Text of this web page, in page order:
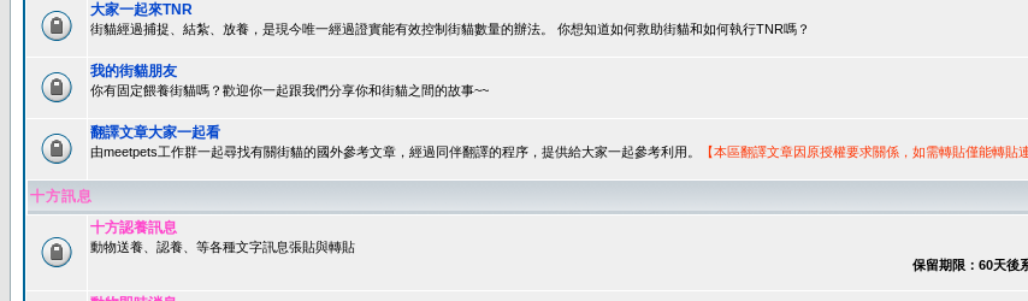
大家一起來TNR
街貓經過捕捉、結紮、放養，是現今唯一經過證實能有效控制街貓數量的辦法。 你想知道如何救助街貓和如何執行TNR嗎？
我的街貓朋友
你有固定餵養街貓嗎？歡迎你一起跟我們分享你和街貓之間的故事~~
翻譯文章大家一起看
由meetpets工作群一起尋找有關街貓的國外參考文章，經過同伴翻譯的程序，提供給大家一起參考利用。 【本區翻譯文章因原授權要求關係，如需轉貼僅能轉貼
十方訊息
十方認養訊息
動物送養、認養、等各種文字訊息張貼與轉貼
保留期限：60天後系統自